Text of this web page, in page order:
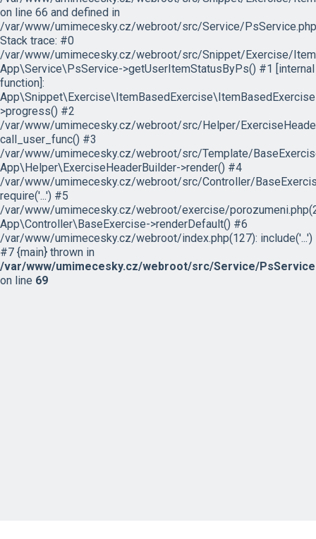
on line 66 and defined in
/var/www/umimecesky.cz/webroot/src/Service/
Stack trace: #0
/var/www/umimecesky.cz/webroot/src/Snippet/Exercise/
App\Service\PsService->getUserItemStatusByPs() #1 [internal
function]:
>progress() #2
/var/www/umimecesky.cz/webroot/src/Helper/
call_user_func() #3
/var/www/umimecesky.cz/webroot/src/Template/
App\Helper\ExerciseHeaderBuilder->render() #4
/var/www/umimecesky.cz/webroot/src/Controller/
require('...') #5
/var/www/umimecesky.cz/webroot/exercise/
App\Controller\BaseExercise->renderDefault() #6
/var/www/umimecesky.cz/webroot/index.php(127): include('...')
#7 {main} thrown in
/var/www/umimecesky.cz/webroot/src/Service/
on line 69